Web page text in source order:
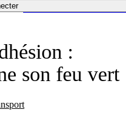
:
son feu vert